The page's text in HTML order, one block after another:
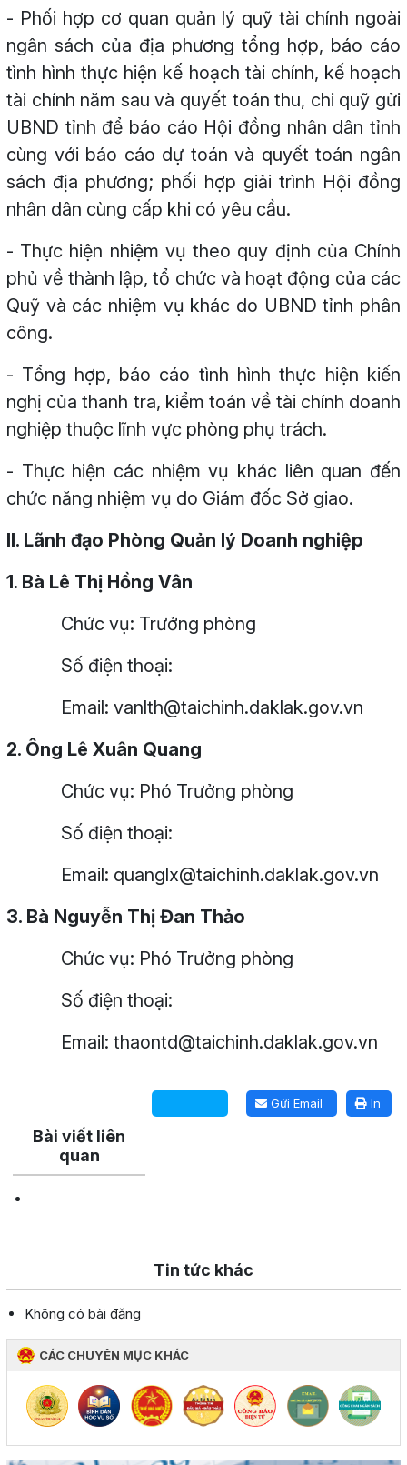
- Phối hợp cơ quan quản lý quỹ tài chính ngoài
ngân sách của địa phương tổng hợp, báo cáo
tình hình thực hiện kế hoạch tài chính, kế hoạch
tài chính năm sau và quyết toán thu, chi quỹ gửi
UBND tỉnh để báo cáo Hội đồng nhân dân tỉnh
cùng với báo cáo dự toán và quyết toán ngân
sách địa phương; phối hợp giải trình Hội đồng
nhân dân cùng cấp khi có yêu cầu.
- Thực hiện nhiệm vụ theo quy định của Chính
phủ về thành lập, tổ chức và hoạt động của các
Quỹ và các nhiệm vụ khác do UBND tỉnh phân
công.
- Tổng hợp, báo cáo tình hình thực hiện kiến
nghị của thanh tra, kiểm toán về tài chính doanh
nghiệp thuộc lĩnh vực phòng phụ trách.
- Thực hiện các nhiệm vụ khác liên quan đến
chức năng nhiệm vụ do Giám đốc Sở giao.
II. Lãnh đạo Phòng Quản lý Doanh nghiệp
1. Bà Lê Thị Hồng Vân
Chức vụ: Trưởng phòng
Số điện thoại:
Email: vanlth@taichinh.daklak.gov.vn
2. Ông Lê Xuân Quang
Chức vụ: Phó Trưởng phòng
Số điện thoại:
Email: quanglx@taichinh.daklak.gov.vn
3. Bà Nguyễn Thị Đan Thảo
Chức vụ: Phó Trưởng phòng
Số điện thoại:
Email: thaontd@taichinh.daklak.gov.vn
In
Gửi Email
Bài viết liên
quan
Tin tức khác
Không có bài đăng
CÁC CHUYÊN MỤC KHÁC